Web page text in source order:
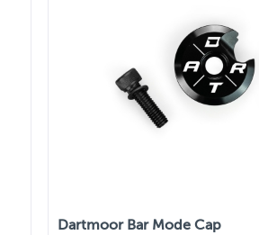
Dartmoor Bar Mode Cap